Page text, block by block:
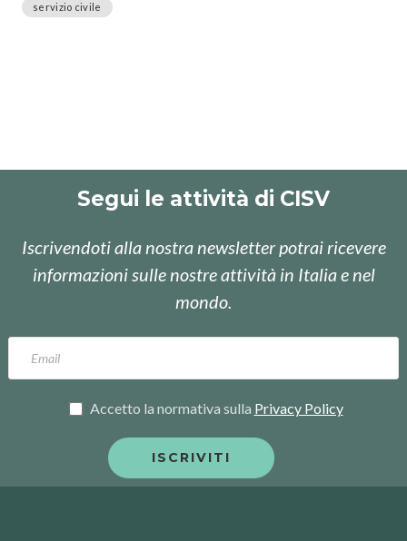
servizio civile
Segui le attività di CISV
Iscrivendoti alla nostra newsletter potrai ricevere
informazioni sulle nostre attività in Italia e nel
mondo.
Accetto la normativa sulla Privacy Policy